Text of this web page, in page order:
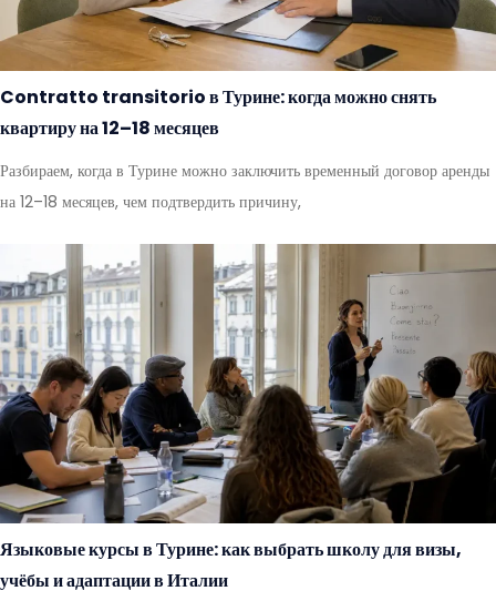
Contratto transitorio в Турине: когда можно снять
квартиру на 12–18 месяцев
Разбираем, когда в Турине можно заключить временный договор аренды
на 12–18 месяцев, чем подтвердить причину,
Языковые курсы в Турине: как выбрать школу для визы,
учёбы и адаптации в Италии